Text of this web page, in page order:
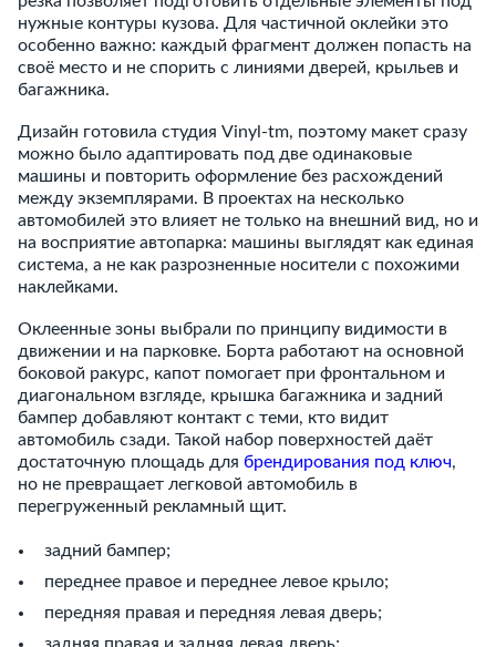
нужные контуры кузова. Для частичной оклейки это
особенно важно: каждый фрагмент должен попасть на
своё место и не спорить с линиями дверей, крыльев и
багажника.
Дизайн готовила студия Vinyl-tm, поэтому макет сразу
можно было адаптировать под две одинаковые
машины и повторить оформление без расхождений
между экземплярами. В проектах на несколько
автомобилей это влияет не только на внешний вид, но и
на восприятие автопарка: машины выглядят как единая
система, а не как разрозненные носители с похожими
наклейками.
Оклеенные зоны выбрали по принципу видимости в
движении и на парковке. Борта работают на основной
боковой ракурс, капот помогает при фронтальном и
диагональном взгляде, крышка багажника и задний
бампер добавляют контакт с теми, кто видит
автомобиль сзади. Такой набор поверхностей даёт
достаточную площадь для брендирования под ключ,
но не превращает легковой автомобиль в
перегруженный рекламный щит.
задний бампер;
переднее правое и переднее левое крыло;
передняя правая и передняя левая дверь;